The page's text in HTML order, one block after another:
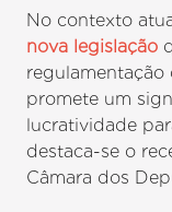
No contexto
nova legislação
regulamentação
promete um
lucratividade
destaca-se o
Câmara dos